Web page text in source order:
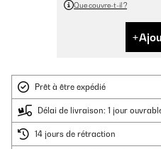
Que couvre-t-il ?
Prêt à être expédié
Délai de livraison: 1 jour
14 jours de rétraction